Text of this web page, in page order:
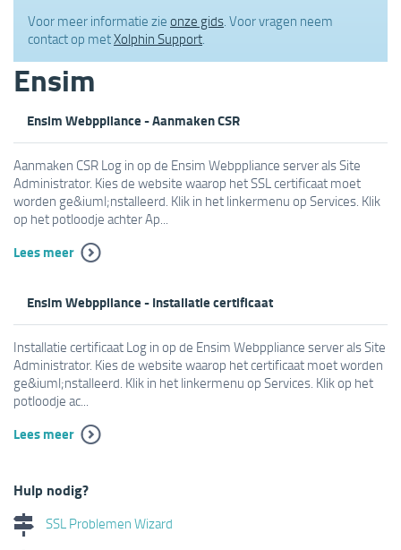
Voor meer informatie zie onze gids. Voor vragen neem
contact op metXolphin Support.
Ensim
Ensim Webppliance - Aanmaken CSR
Aanmaken CSR Log in op de Ensim Webppliance server als Site
Administrator. Kies de website waarop het SSL certificaat moet
worden ge&iuml;nstalleerd. Klik in het linkermenu op Services. Klik
op het potloodje achter Ap...
Lees meer
Ensim Webppliance - Installatie certificaat
Installatie certificaat Log in op de Ensim Webppliance server als Site
Administrator. Kies de website waarop het certificaat moet worden
ge&iuml;nstalleerd. Klik in het linkermenu op Services. Klik op het
potloodje ac...
Lees meer
Hulp nodig?
SSL Problemen Wizard